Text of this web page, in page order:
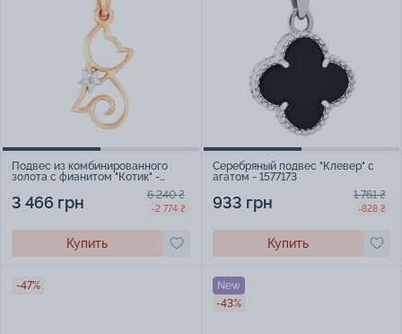
Подвес из комбинированного
золота с фианитом "Котик" -
3 466 грн 6 240 ₴
-2 774 ₴
Купить
Серебряный подвес "Клевер" с
агатом - 1577173
933 грн 1 761 ₴
-828 ₴
Купить
-47%
New
-43%